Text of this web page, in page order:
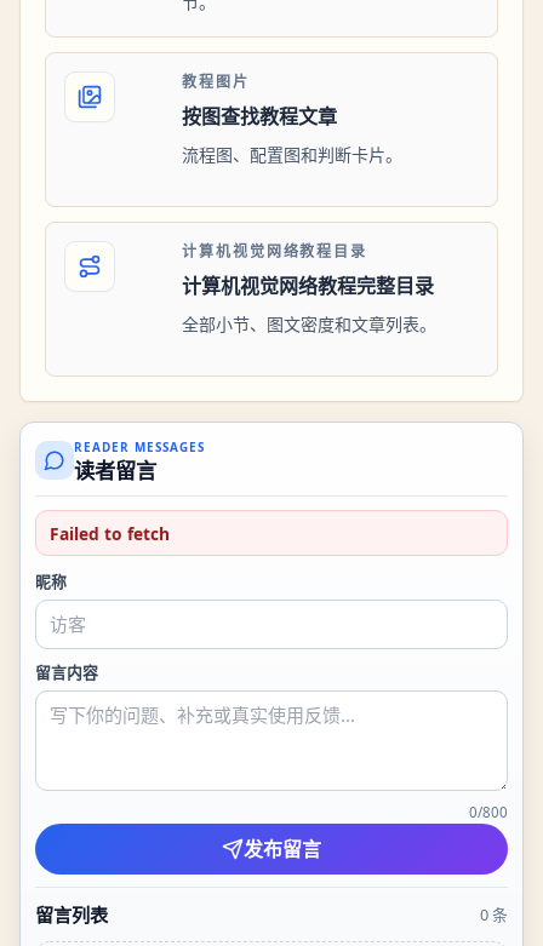
教程图片
按图查找教程文章
流程图、配置图和判断卡片。
计算机视觉网络教程目录
计算机视觉网络教程完整目录
全部小节、图文密度和文章列表。
READER MESSAGES
读者留言
Failed to fetch
昵称
留言内容
0/800
发布留言
留言列表 0条